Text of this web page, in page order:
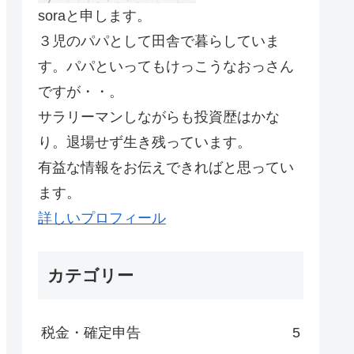
soraと申します。
３児のパパとして田舎で暮らしていま
す。パパといってもけっこうなおっさん
ですが・・。
サラリーマンしながらも投資歴はかな
り。退場せず生き残っています。
有益な情報をお伝えできればと思ってい
ます。
詳しいプロフィール
カテゴリー
税金・確定申告 5